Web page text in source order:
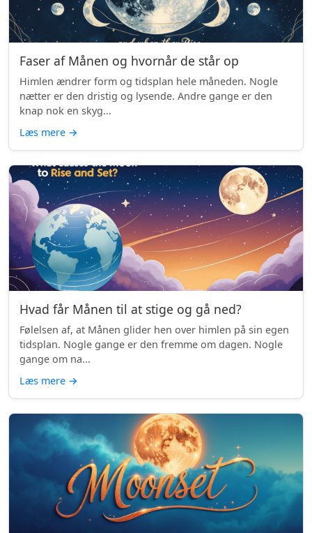
Faser af Månen og hvornår de står op
Himlen ændrer form og tidsplan hele måneden. Nogle
nætter er den dristig og lysende. Andre gange er den
knap nok en skyg...
Læs mere →
Hvad får Månen til at stige og gå ned?
Følelsen af, at Månen glider hen over himlen på sin egen
tidsplan. Nogle gange er den fremme om dagen. Nogle
gange om na...
Læs mere →